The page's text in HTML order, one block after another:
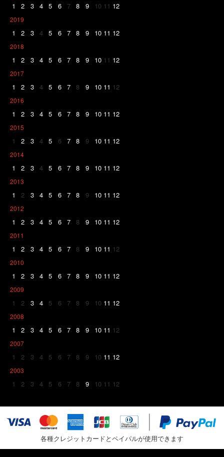
1 2 3 4 5 6 7 8 9 10 11 12
2019
1 2 3 4 5 6 7 8 9 10 11 12
2018
1 2 3 4 5 6 7 8 9 10 11 12
2017
1 2 3 4 5 6 7 8 9 10 11 12
2016
1 2 3 4 5 6 7 8 9 10 11 12
2015
1 2 3 4 5 6 7 8 9 10 11 12
2014
1 2 3 4 5 6 7 8 9 10 11 12
2013
1 2 3 4 5 6 7 8 9 10 11 12
2012
1 2 3 4 5 6 7 8 9 10 11 12
2011
1 2 3 4 5 6 7 8 9 10 11 12
2010
1 2 3 4 5 6 7 8 9 10 11 12
2009
1 2 3 4 5 6 7 8 9 10 11 12
2008
1 2 3 4 5 6 7 8 9 10 11 12
2007
1 2 3 4 5 6 7 8 9 10 11 12
2003
1 2 3 4 5 6 7 8 9 10 11 12
各種クレジットカードとペイパルが使用できます